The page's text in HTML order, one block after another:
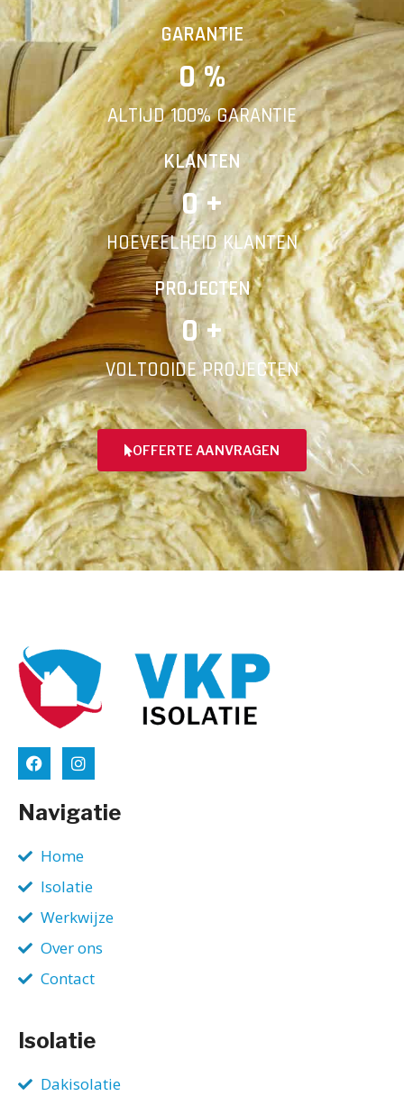
Vorige Volgende
E-mail
Telefoonnummer
Vorige
GARANTIE
0 %
ALTIJD 100% GARANTIE
KLANTEN
0 +
HOEVEELHEID KLANTEN
PROJECTEN
0 +
VOLTOOIDE PROJECTEN
OFFERTE AANVRAGEN
Navigatie
Home
Isolatie
Werkwijze
Over ons
Contact
Isolatie
Dakisolatie